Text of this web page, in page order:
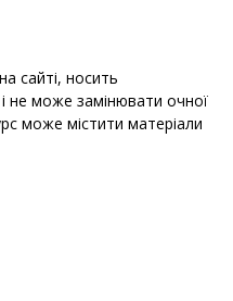
сайті, носить
може замінювати очної
може містити матеріали